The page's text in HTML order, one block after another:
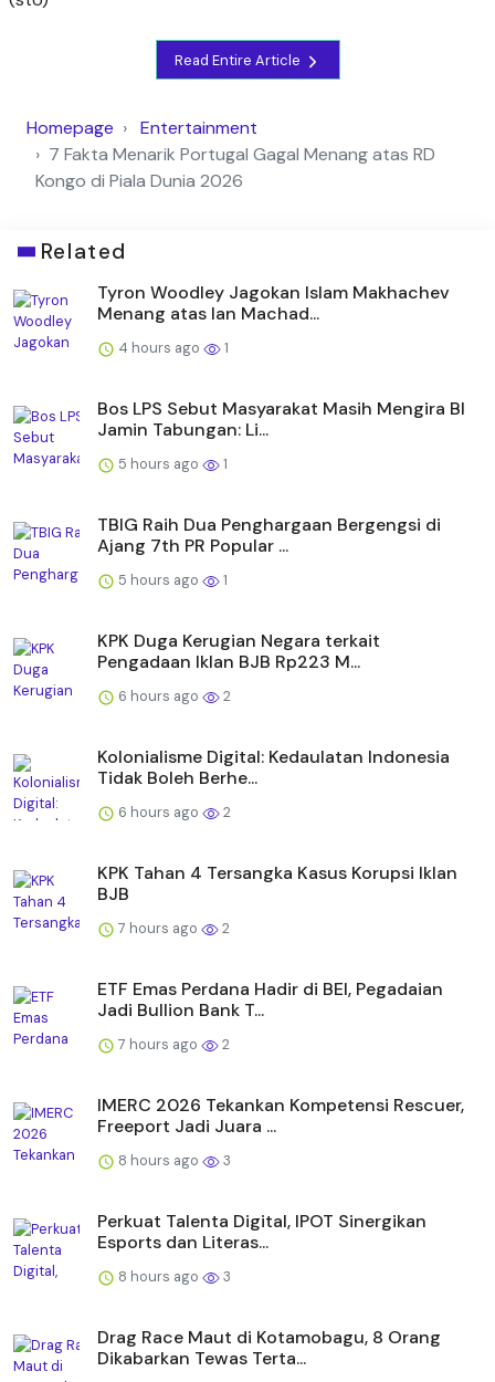
Read Entire Article
Homepage
Entertainment
7 Fakta Menarik Portugal Gagal Menang atas RD
Kongo di Piala Dunia 2026
Related
Tyron Woodley Jagokan Islam Makhachev
Menang atas Ian Machad...
4 hours ago 1
Bos LPS Sebut Masyarakat Masih Mengira BI
Jamin Tabungan: Li...
5 hours ago 1
TBIG Raih Dua Penghargaan Bergengsi di
Ajang 7th PR Popular ...
5 hours ago 1
KPK Duga Kerugian Negara terkait
Pengadaan Iklan BJB Rp223 M...
6 hours ago 2
Kolonialisme Digital: Kedaulatan Indonesia
Tidak Boleh Berhe...
6 hours ago 2
KPK Tahan 4 Tersangka Kasus Korupsi Iklan
BJB
7 hours ago 2
ETF Emas Perdana Hadir di BEI, Pegadaian
Jadi Bullion Bank T...
7 hours ago 2
IMERC 2026 Tekankan Kompetensi Rescuer,
Freeport Jadi Juara ...
8 hours ago 3
Perkuat Talenta Digital, IPOT Sinergikan
Esports dan Literas...
8 hours ago 3
Drag Race Maut di Kotamobagu, 8 Orang
Dikabarkan Tewas Terta...